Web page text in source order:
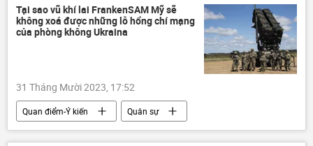
Israel
HAMAS
Gaza
xung đột quân sự
Thế giới
Ai Cập
Tại sao vũ khí lai FrankenSAM Mỹ sẽ
không xoá được những lỗ hổng chí mạng
của phòng không Ukraina
31 Tháng Mười 2023, 17:52
Quan điểm-Ý kiến
Quân sự
Ukraina
Cuộc khủng hoảng ở Ukraina